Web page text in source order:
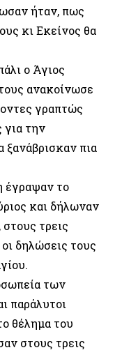
ήταν, πως
κι Εκείνος θα
ο Άγιος
ανακοίνωσε
γραπτώς
για την
πια
έγραψαν το
και δήλωναν
τρεις
δηλώσεις τους
των
παράλυτοι
θέλημα του
στους τρεις